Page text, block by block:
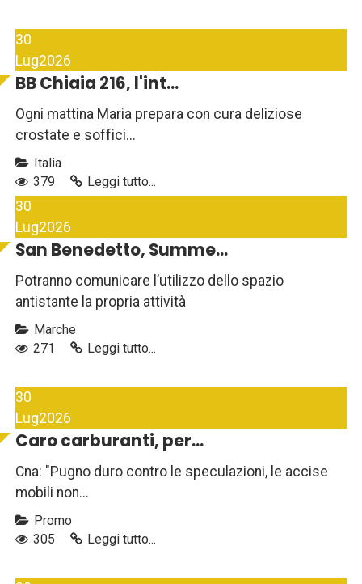
30
Lug2026
BB Chiaia 216, l'int...
Ogni mattina Maria prepara con cura deliziose
crostate e soffici...
Italia
379
Leggi tutto...
30
Lug2026
San Benedetto, Summe...
Potranno comunicare l’utilizzo dello spazio
antistante la propria attività
Marche
271
Leggi tutto...
30
Lug2026
Caro carburanti, per...
Cna: "Pugno duro contro le speculazioni, le accise
mobili non...
Promo
305
Leggi tutto...